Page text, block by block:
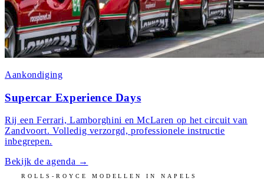
Aankondiging
Supercar Experience Days
Rij een Ferrari, Lamborghini en McLaren op het circuit van
Zandvoort. Volledig verzorgd, professionele instructie
inbegrepen.
Bekijk de agenda →
ROLLS-ROYCE MODELLEN INNAPELS